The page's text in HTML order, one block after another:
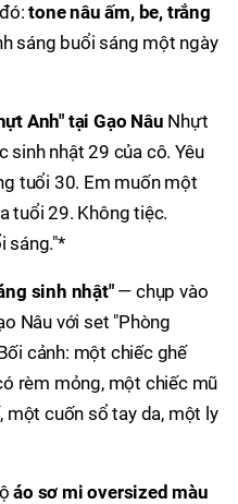
tone nâu ấm, be, trắng
sáng buổi sáng một ngày
Anh" tại Gạo Nâu Nhựt
sinh nhật 29 của cô. Yêu
tuổi 30. Em muốn một
tuổi 29. Không tiệc.
sáng."*
sinh nhật"— chụp vào
Nâu với set "Phòng
cảnh: một chiếc ghế
rèm mỏng, một chiếc mũ
một cuốn sổ tay da, một ly
áo sơ mi oversized màu